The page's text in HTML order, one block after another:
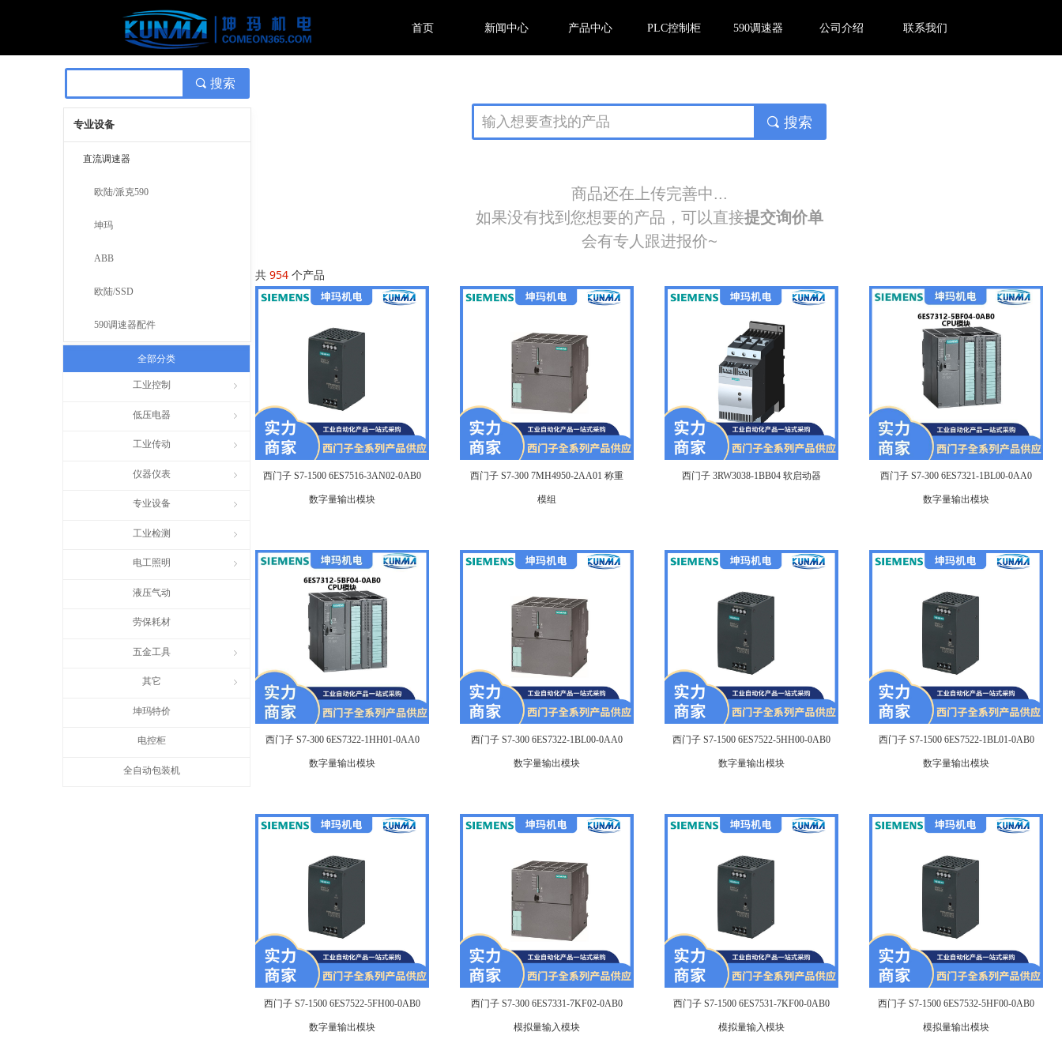
首页 新闻中心 产品中心 PLC控制柜 590调速器 公司介绍 联系我们
共 954 个产品
西门子 S7-1500 6ES7516-3AN02-0AB0
数字量输出模块
西门子 S7-300 7MH4950-2AA01 称重
模组
西门子 3RW3038-1BB04 软启动器 西门子 S7-300 6ES7321-1BL00-0AA0
数字量输出模块
西门子 S7-300 6ES7322-1HH01-0AA0
数字量输出模块
西门子 S7-300 6ES7322-1BL00-0AA0
数字量输出模块
西门子 S7-1500 6ES7522-5HH00-0AB0
数字量输出模块
西门子 S7-1500 6ES7522-1BL01-0AB0
数字量输出模块
西门子 S7-1500 6ES7522-5FH00-0AB0
数字量输出模块
西门子 S7-300 6ES7331-7KF02-0AB0
模拟量输入模块
西门子 S7-1500 6ES7531-7KF00-0AB0
模拟量输入模块
西门子 S7-1500 6ES7532-5HF00-0AB0
模拟量输出模块
商品还在上传完善中...
如果没有找到您想要的产品，可以直接提交询价单
会有专人跟进报价~
끠 搜索
全部分类
ꁇ
工业控制
ꁇ
低压电器
ꁇ
工业传动
ꁇ
仪器仪表
ꁇ
专业设备
ꁇ
工业检测
ꁇ
电工照明
液压气动
劳保耗材
ꁇ
五金工具
ꁇ
其它
坤玛特价
电控柜
全自动包装机
专业设备
直流调速器
欧陆/派克590
坤玛
ABB
欧陆/SSD
590调速器配件
끠 搜索